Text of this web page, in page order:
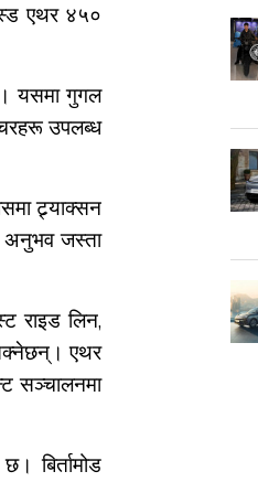
एथर ४५०
यसमा गुगल
उपलब्ध
ट्र्याक्सन
अनुभव जस्ता
राइड लिन,
सक्नेछन्। एथर
सञ्चालनमा
बिर्तामोड